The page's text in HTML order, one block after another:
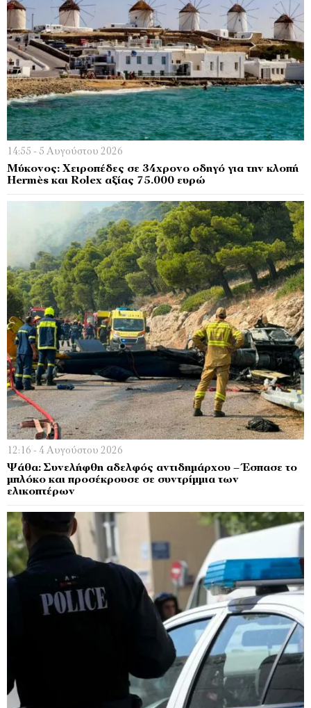
14:55 - 5 Αυγούστου 2026
Μύκονος: Χειροπέδες σε 34χρονο οδηγό για την κλοπή
Hermès και Rolex αξίας 75.000 ευρώ
12:16 - 4 Αυγούστου 2026
Ψάθα: Συνελήφθη αδελφός αντιδημάρχου – Έσπασε το
μπλόκο και προσέκρουσε σε συντρίμμια των
ελικοπτέρων